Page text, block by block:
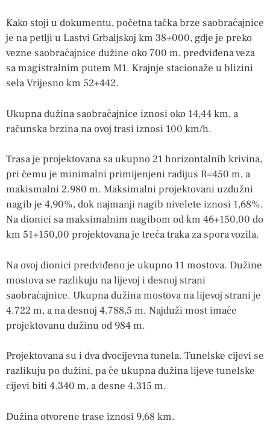
Kako stoji u dokumentu, početna tačka brze saobraćajnice
je na petlji u Lastvi Grbaljskoj km 38+000, gdje je preko
vezne saobraćajnice dužine oko 700 m, predviđena veza
sa magistralnim putem M1. Krajnje stacionaže u blizini
sela Vrijesno km 52+442.
Ukupna dužina saobraćajnice iznosi oko 14,44 km, a
računska brzina na ovoj trasi iznosi 100 km/h.
Trasa je projektovana sa ukupno 21 horizontalnih krivina,
pri čemu je minimalni primijenjeni radijus R=450 m, a
makismalni 2.980 m. Maksimalni projektovani uzdužni
nagib je 4,90%, dok najmanji nagib nivelete iznosi 1,68%.
Na dionici sa maksimalnim nagibom od km 46+150,00 do
km 51+150,00 projektovana je treća traka za spora vozila.
Na ovoj dionici predviđeno je ukupno 11 mostova. Dužine
mostova se razlikuju na lijevoj i desnoj strani
saobraćajnice. Ukupna dužina mostova na lijevoj strani je
4.722 m, a na desnoj 4.788,5 m. Najduži most imaće
projektovanu dužinu od 984 m.
Projektovana su i dva dvocijevna tunela. Tunelske cijevi se
razlikuju po dužini, pa će ukupna dužina lijeve tunelske
cijevi biti 4.340 m, a desne 4.315 m.
Dužina otvorene trase iznosi 9,68 km.